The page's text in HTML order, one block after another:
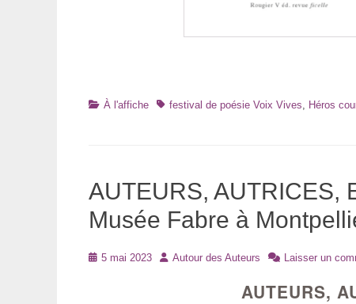
Catégories
À l'affiche Tagsfestival de poésie Voix Vives, Héros
AUTEURS, AUTRICES,
Musée Fabre à
Posté5 mai 2023 Auteur
Autour des Auteurs Laisser un
AUTEURS,